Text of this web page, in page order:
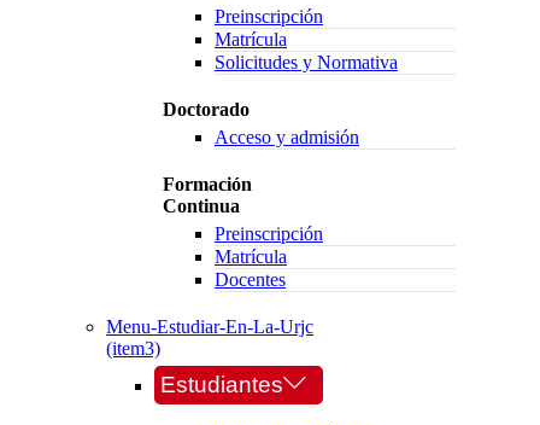
Preinscripción
Matrícula
Solicitudes y Normativa
Doctorado
Acceso y admisión
Formación
Continua
Preinscripción
Matrícula
Docentes
Menu-Estudiar-En-La-Urjc
(item3)
Estudiantes